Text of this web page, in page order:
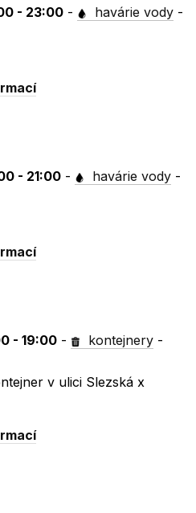
- 23:00 - havárie vody -
- 21:00 - havárie vody -
- 19:00 - kontejnery -
v ulici Slezská x